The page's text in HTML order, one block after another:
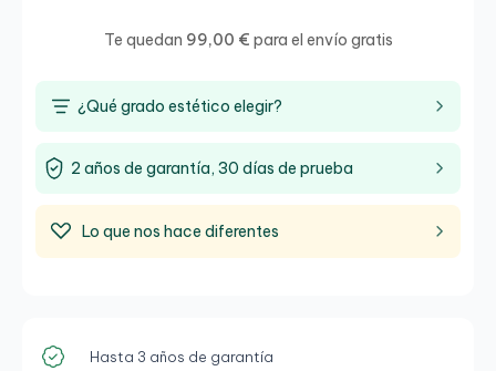
Te quedan 99,00 € para el envío gratis
¿Qué grado estético elegir?
2 años de garantía, 30 días de prueba
Lo que nos hace diferentes
Hasta 3 años de garantía